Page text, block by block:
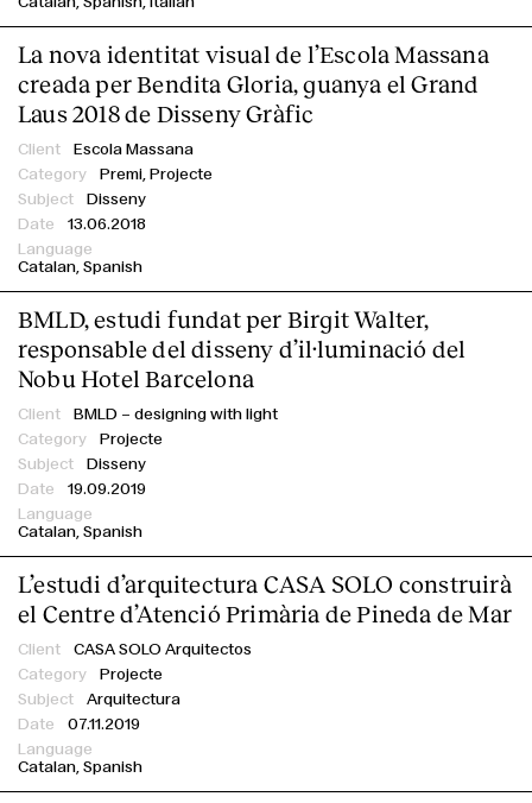
La nova identitat visual de l’Escola Massana
creada per Bendita Gloria, guanya el Grand
Laus 2018 de Disseny Gràfic
Escola Massana
Premi, Projecte
Disseny
13.06.2018
Catalan Spanish
BMLD, estudi fundat per Birgit Walter,
responsable del disseny d’il·luminació del
Nobu Hotel Barcelona
BMLD – designing with light
Projecte
Disseny
19.09.2019
Catalan Spanish
L’estudi d’arquitectura CASA SOLO construirà
el Centre d’Atenció Primària de Pineda de Mar
CASA SOLO Arquitectos
Projecte
Arquitectura
07.11.2019
Catalan Spanish